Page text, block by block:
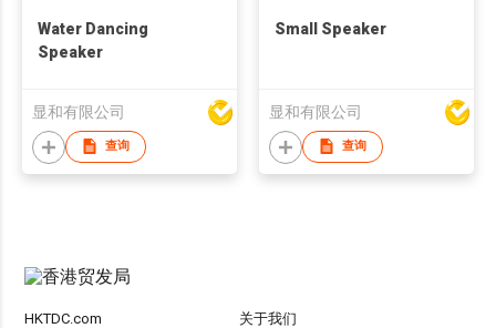
Water Dancing
Speaker
显和有限公司
查询
Small Speaker
显和有限公司
查询
HKTDC.com 关于我们